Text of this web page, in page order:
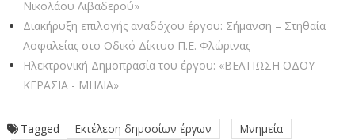
Νικολάου Λιβαδερού»
Διακήρυξη επιλογής αναδόχου έργου: Σήμανση – Στηθαία
Ασφαλείας στο Οδικό Δίκτυο Π.Ε. Φλώρινας
Ηλεκτρονική Δημοπρασία του έργου: «ΒΕΛΤΙΩΣΗ ΟΔΟΥ
ΚΕΡΑΣΙΑ - ΜΗΛΙΑ»
Tagged Εκτέλεση δημοσίων έργων
Μνημεία